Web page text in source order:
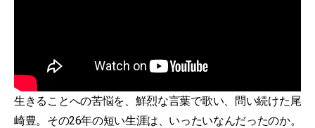
生きることへの苦悩を、鮮烈な言葉で歌い、問い続けた尾
崎豊。その26年の短い生涯は、いったいなんだったのか。